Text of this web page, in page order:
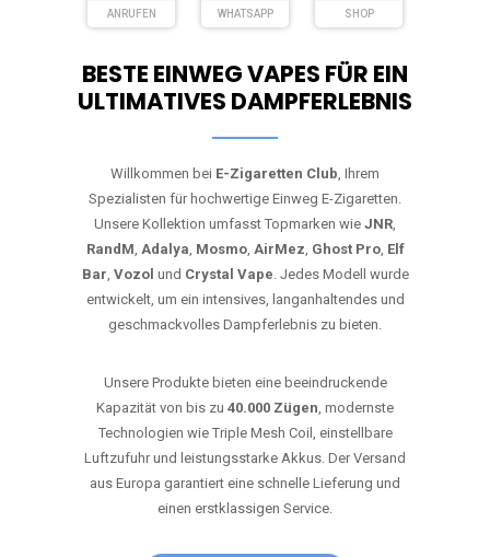
ANRUFEN WHATSAPP SHOP
BESTE EINWEG VAPES FÜR EIN
ULTIMATIVES DAMPFERLEBNIS
Willkommen bei E-Zigaretten Club, Ihrem
Spezialisten für hochwertige Einweg E-Zigaretten.
Unsere Kollektion umfasst Topmarken wie JNR,
RandM, Adalya, Mosmo, AirMez, Ghost Pro, Elf
Bar, Vozol und Crystal Vape. Jedes Modell wurde
entwickelt, um ein intensives, langanhaltendes und
geschmackvolles Dampferlebnis zu bieten.
Unsere Produkte bieten eine beeindruckende
Kapazität von bis zu 40.000 Zügen, modernste
Technologien wie Triple Mesh Coil, einstellbare
Luftzufuhr und leistungsstarke Akkus. Der Versand
aus Europa garantiert eine schnelle Lieferung und
einen erstklassigen Service.